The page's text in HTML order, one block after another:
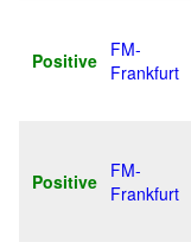
Positive
FM-
Frankfurt
Positive
FM-
Frankfurt